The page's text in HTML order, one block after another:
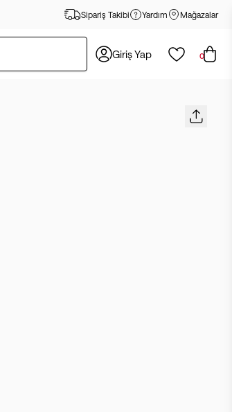
Sipariş Takibi Yardım Mağazalar
Giriş Yap 0